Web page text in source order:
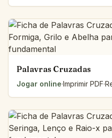
Palavras Cruzadas
Jogar online·Imprimir PDF·